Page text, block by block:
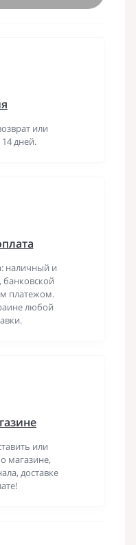
или
дней.
наличный и
банковской
платежом.
любой
или
магазине,
доставке